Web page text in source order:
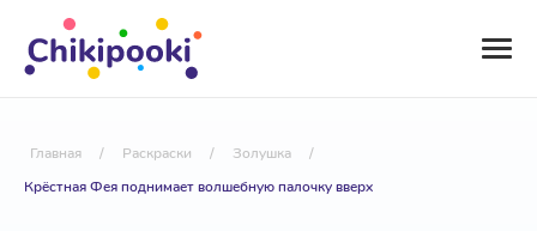
Главная / Раскраски / Золушка
/
Крёстная Фея поднимает волшебную палочку вверх